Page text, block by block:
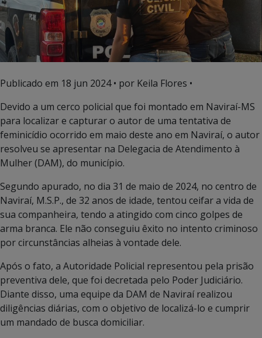
Publicado em 18 jun 2024• por Keila Flores •
Devido a um cerco policial que foi montado em Naviraí-MS
para localizar e capturar o autor de uma tentativa de
feminicídio ocorrido em maio deste ano em Naviraí, o autor
resolveu se apresentar na Delegacia de Atendimento à
Mulher (DAM), do município.
Segundo apurado, no dia 31 de maio de 2024, no centro de
Naviraí, M.S.P., de 32 anos de idade, tentou ceifar a vida de
sua companheira, tendo a atingido com cinco golpes de
arma branca. Ele não conseguiu êxito no intento criminoso
por circunstâncias alheias à vontade dele.
Após o fato, a Autoridade Policial representou pela prisão
preventiva dele, que foi decretada pelo Poder Judiciário.
Diante disso, uma equipe da DAM de Naviraí realizou
diligências diárias, com o objetivo de localizá-lo e cumprir
um mandado de busca domiciliar.